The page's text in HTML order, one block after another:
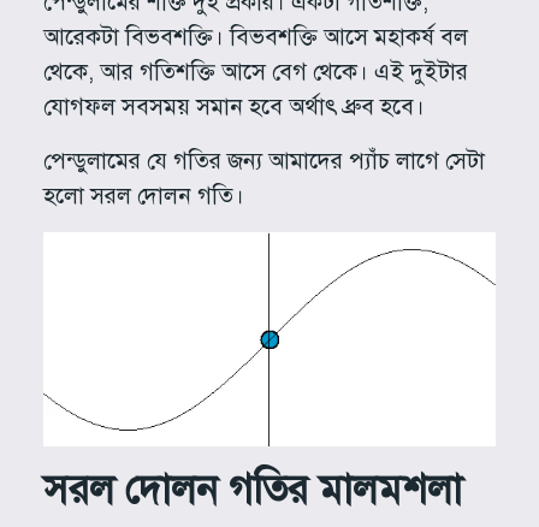
আরেকটা বিভবশক্তি। বিভবশক্তি আসে মহাকর্ষ বল
থেকে, আর গতিশক্তি আসে বেগ থেকে। এই দুইটার
যোগফল সবসময় সমান হবে অর্থাৎ ধ্রুব হবে।
পেন্ডুলামের যে গতির জন্য আমাদের প্যাঁচ লাগে সেটা
হলো সরল দোলন গতি।
সরল দোলন গতির মালমশলা